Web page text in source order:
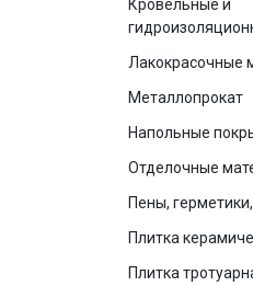
Кровельные и
Лакокрасочные
Металлопрокат
Напольные
Отделочные
Пены,
Плитка
Плитка